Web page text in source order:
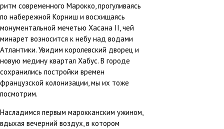
ритм современного Марокко, прогуливаясь
по набережной Корниш и восхищаясь
монументальной мечетью Хасана II, чей
минарет возносится к небу над водами
Атлантики. Увидим королевский дворец и
новую медину квартал Хабус. В городе
сохранились постройки времен
французской колонизации, мы их тоже
посмотрим.
Насладимся первым марокканским ужином,
вдыхая вечерний воздух, в котором